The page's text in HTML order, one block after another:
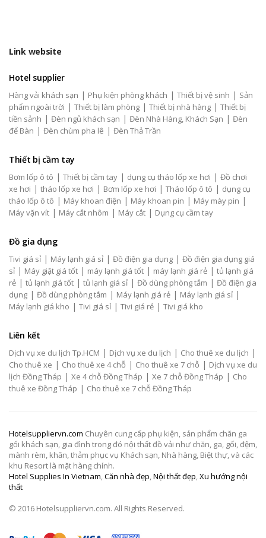
Link website
Hotel supplier
Hàng vải khách sạn | Phụ kiện phòng khách | Thiết bị vệ sinh | Sản
phẩm ngoài trời | Thiết bị làm phòng | Thiết bị nhà hàng | Thiết bị
tiền sảnh | Đèn ngủ khách sạn | Đèn Nhà Hàng, Khách Sạn | Đèn
để Bàn | Đèn chùm pha lê | Đèn Thả Trần
Thiết bị cầm tay
Bơm lốp ô tô | Thiết bị cầm tay | dụng cụ tháo lốp xe hơi | Đồ chơi
xe hơi | tháo lốp xe hơi | Bơm lốp xe hơi | Tháo lốp ô tô | dụng cụ
tháo lốp ô tô | Máy khoan điện | Máy khoan pin | Máy mày pin |
Máy vặn vít | Máy cắt nhôm | Máy cắt | Dụng cụ cầm tay
Đồ gia dụng
Tivi giá sỉ | Máy lạnh giá sỉ | Đồ điện gia dụng | Đồ điện gia dụng giá
sỉ | Máy giặt giá tốt | máy lạnh giá tốt | máy lạnh giá rẻ | tủ lạnh giá
rẻ | tủ lạnh giá tốt | tủ lạnh giá sỉ | Đồ dùng phòng tắm | Đồ điện gia
dụng | Đồ dùng phòng tắm | Máy lạnh giá rẻ | Máy lạnh giá sỉ |
Máy lạnh giá kho | Tivi giá sỉ | Tivi giá rẻ | Tivi giá kho
Liên kết
Dịch vụ xe du lịch Tp.HCM | Dịch vụ xe du lịch | Cho thuê xe du lịch |
Cho thuê xe | Cho thuê xe 4 chỗ | Cho thuê xe 7 chỗ | Dịch vụ xe du
lịch Đồng Tháp | Xe 4 chỗ Đồng Tháp | Xe 7 chỗ Đồng Tháp | Cho
thuê xe Đồng Tháp | Cho thuê xe 7 chỗ Đồng Tháp
Hotelsuppliervn.com Chuyên cung cấp phụ kiện, sản phẩm chăn ga
gối khách sạn, gia đình trong đó nội thất đồ vải như chăn, ga, gối, đệm,
mành rèm, khăn, thảm phục vụ Khách sạn, Nhà hàng, Biệt thự, và các
khu Resort là mặt hàng chính.
Hotel Supplies In Vietnam,Căn nhà đẹp,Nội thất đẹp,Xu hướng nội
thất
© 2016 Hotelsuppliervn.com. All Rights Reserved.